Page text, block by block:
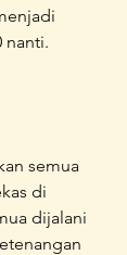
nanti.
semua
di
dijalani